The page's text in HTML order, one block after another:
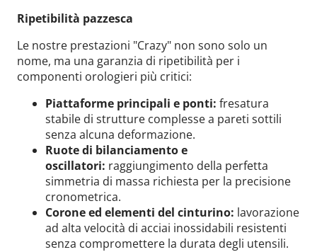
Ripetibilità pazzesca
Le nostre prestazioni "Crazy" non sono solo un
nome, ma una garanzia di ripetibilità per i
componenti orologieri più critici:
Piattaforme principali e ponti: fresatura
stabile di strutture complesse a pareti sottili
senza alcuna deformazione.
Ruote di bilanciamento e
oscillatori: raggiungimento della perfetta
simmetria di massa richiesta per la precisione
cronometrica.
Corone ed elementi del cinturino: lavorazione
ad alta velocità di acciai inossidabili resistenti
senza compromettere la durata degli utensili.